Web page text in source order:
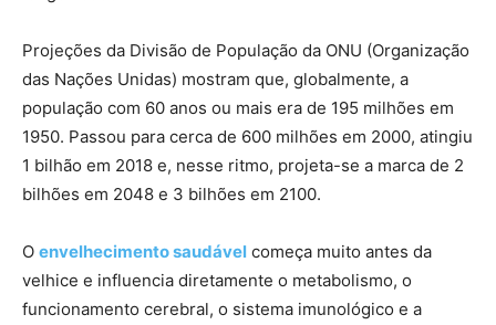
Projeções da Divisão de População da ONU (Organização
das Nações Unidas) mostram que, globalmente, a
população com 60 anos ou mais era de 195 milhões em
1950. Passou para cerca de 600 milhões em 2000, atingiu
1 bilhão em 2018 e, nesse ritmo, projeta-se a marca de 2
bilhões em 2048 e 3 bilhões em 2100.
O envelhecimento saudável começa muito antes da
velhice e influencia diretamente o metabolismo, o
funcionamento cerebral, o sistema imunológico e a